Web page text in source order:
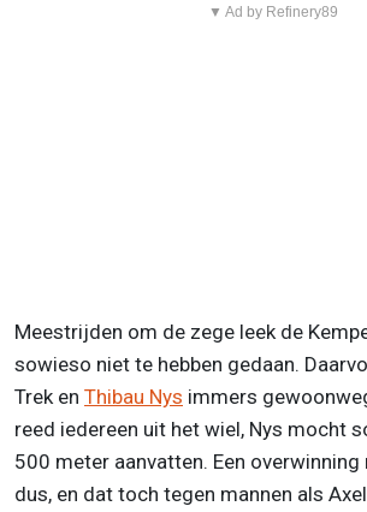
▼ Ad by Refinery89
Meestrijden om de zege leek de
sowieso niet te hebben gedaan.
Trek en Thibau Nys immers
reed iedereen uit het wiel, Nys mocht
500 meter aanvatten. Een
dus, en dat toch tegen mannen als